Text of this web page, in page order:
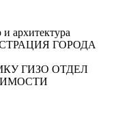
архитектура
ГОРОДА
МКУ ГИЗО ОТДЕЛ